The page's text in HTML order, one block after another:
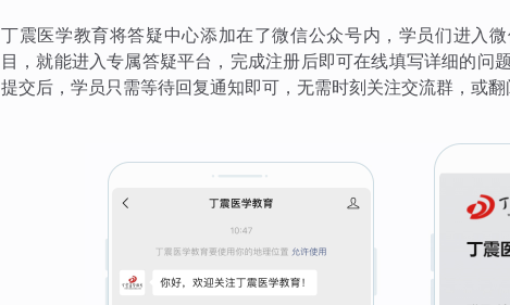
丁震医学教育将答疑中心添加在了微信公众号内，学员们进入
目，就能进入专属答疑平台，完成注册后即可在线填写详细的问
提交后，学员只需等待回复通知即可，无需时刻关注交流群，或翻